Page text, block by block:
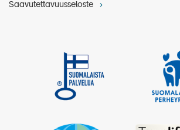
Saavutettavuusseloste